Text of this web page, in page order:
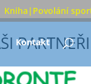
Kniha|Povolání
Kontakt
PARTNEŘI